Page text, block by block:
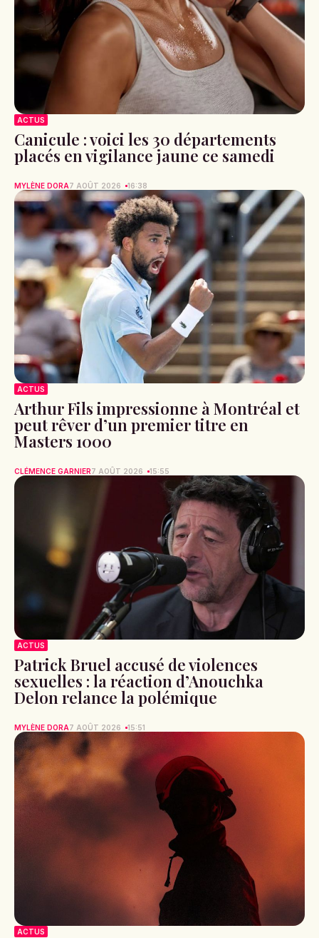
ACTUS
Canicule : voici les 30 départements
placés en vigilance jaune ce samedi
MYLÈNE DORA7 AOÛT 2026 16:38
ACTUS
Arthur Fils impressionne à Montréal et
peut rêver d’un premier titre en
Masters 1000
CLÉMENCE GARNIER7 AOÛT 2026 15:55
ACTUS
Patrick Bruel accusé de violences
sexuelles : la réaction d’Anouchka
Delon relance la polémique
MYLÈNE DORA7 AOÛT 2026 15:51
ACTUS